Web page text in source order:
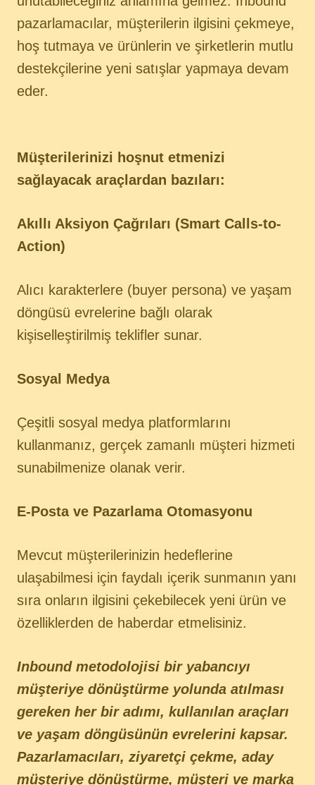
pazarlamacılar, müşterilerin ilgisini çekmeye,
hoş tutmaya ve ürünlerin ve şirketlerin mutlu
destekçilerine yeni satışlar yapmaya devam
eder.
Müşterilerinizi hoşnut etmenizi
sağlayacak araçlardan bazıları:
Akıllı Aksiyon Çağrıları (Smart Calls-to-
Action)
Alıcı karakterlere (buyer persona) ve yaşam
döngüsü evrelerine bağlı olarak
kişiselleştirilmiş teklifler sunar.
Sosyal Medya
Çeşitli sosyal medya platformlarını
kullanmanız, gerçek zamanlı müşteri hizmeti
sunabilmenize olanak verir.
E-Posta ve Pazarlama Otomasyonu
Mevcut müşterilerinizin hedeflerine
ulaşabilmesi için faydalı içerik sunmanın yanı
sıra onların ilgisini çekebilecek yeni ürün ve
özelliklerden de haberdar etmelisiniz.
Inbound metodolojisi bir yabancıyı
müşteriye dönüştürme yolunda atılması
gereken her bir adımı, kullanılan araçları
ve yaşam döngüsünün evrelerini kapsar.
Pazarlamacıları, ziyaretçi çekme, aday
müşteriye dönüştürme, müşteri ve marka